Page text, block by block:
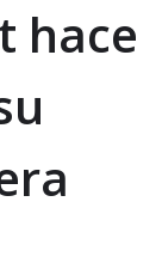
hace